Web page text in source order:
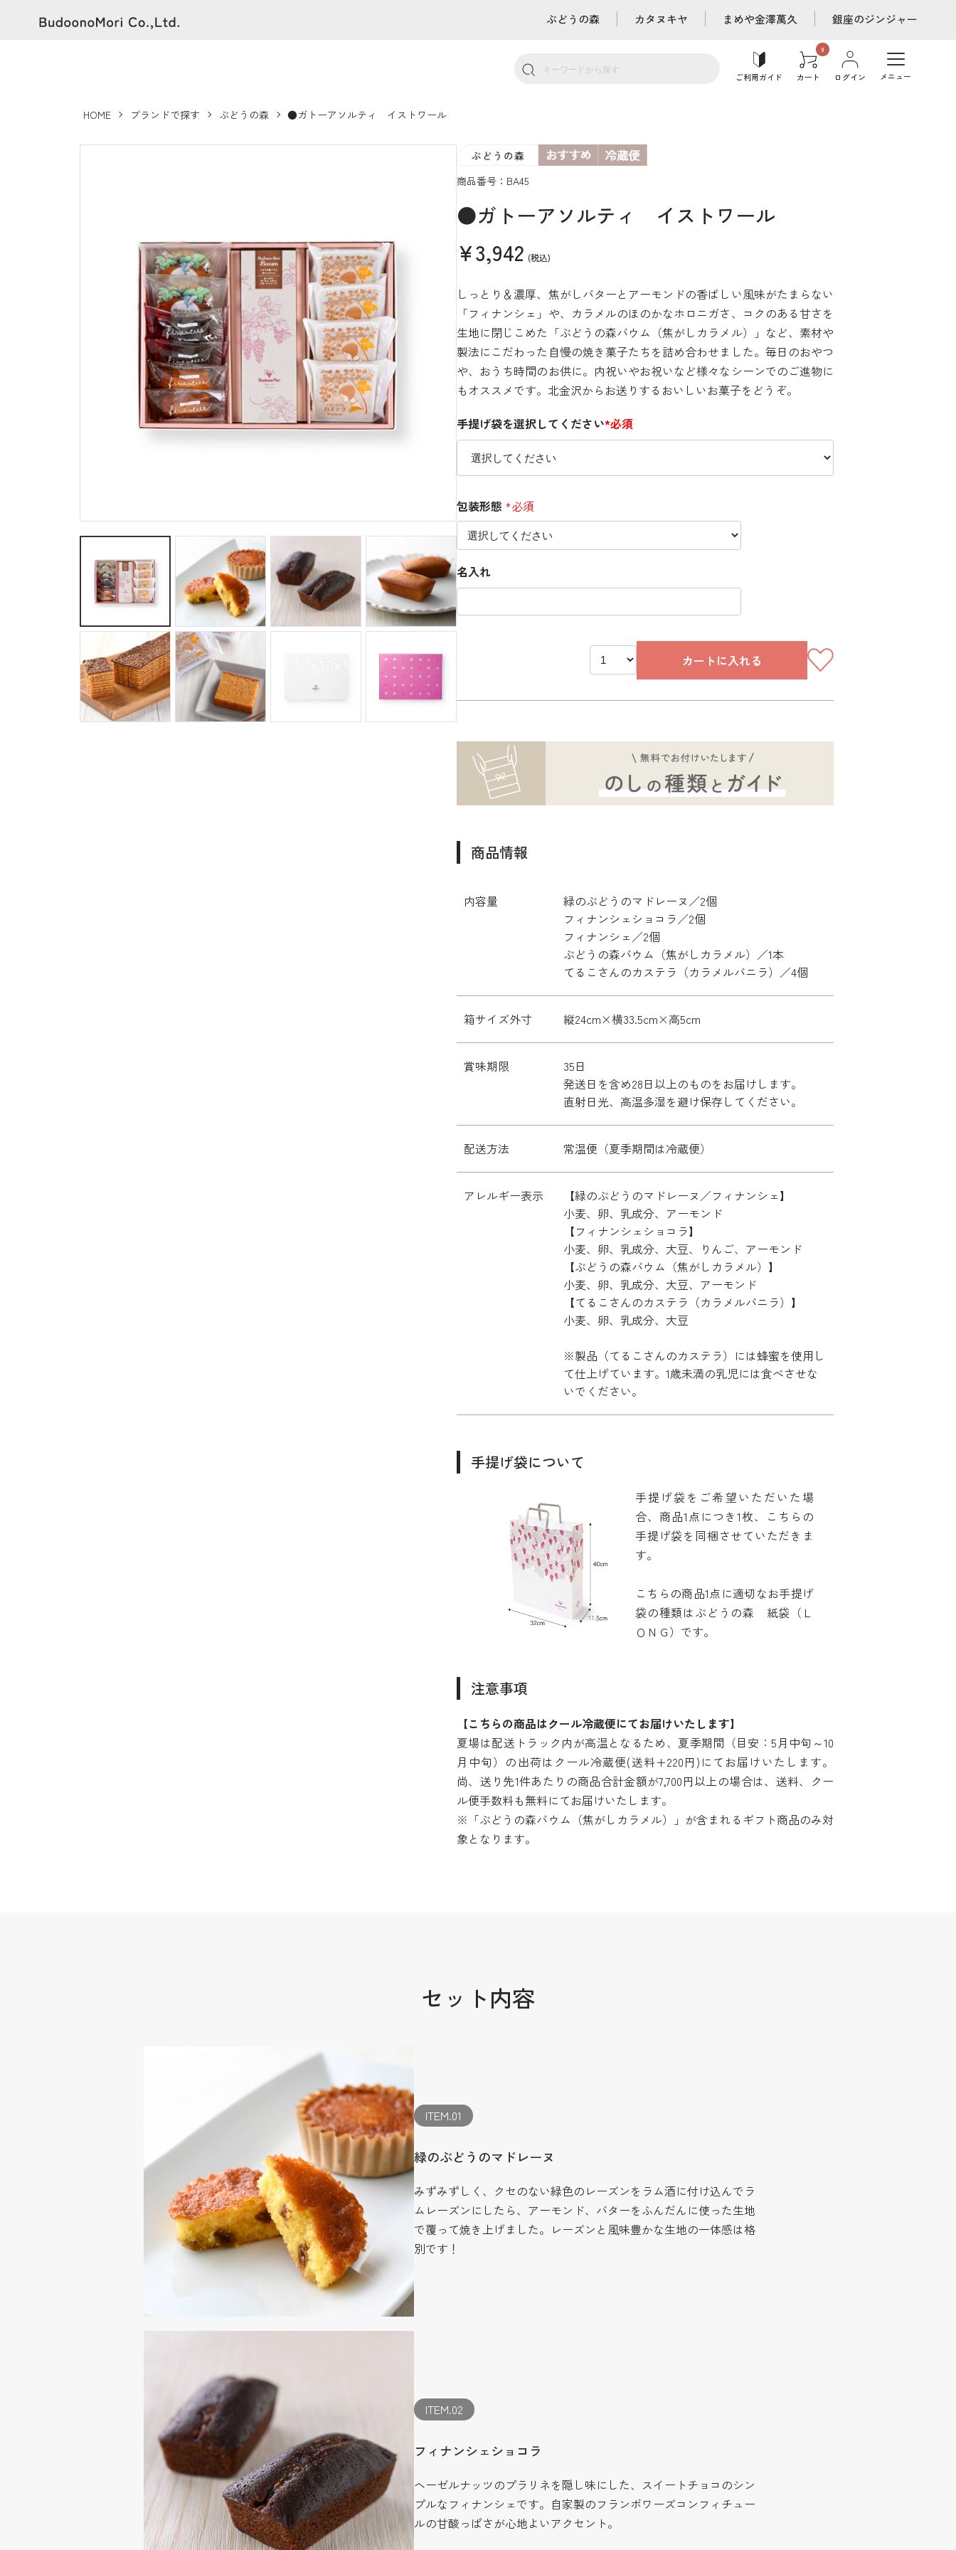
ぶどうの森 カタヌキヤ まめや金澤萬久 銀座のジンジャー
ご利用ガイド カート ログイン メニュー
HOME ブランドで探す ぶどうの森 ●ガトーアソルティ イストワール
商品番号：BA45
●ガトーアソルティ イストワール
¥3,942 (税込)
しっとり＆濃厚、焦がしバターとアーモンドの香ばしい風味がたまらない
「フィナンシェ」や、カラメルのほのかなホロニガさ、コクのある甘さを
生地に閉じこめた「ぶどうの森バウム（焦がしカラメル）」など、素材や
製法にこだわった自慢の焼き菓子たちを詰め合わせました。毎日のおやつ
や、おうち時間のお供に。内祝いやお祝いなど様々なシーンでのご進物に
もオススメです。北金沢からお送りするおいしいお菓子をどうぞ。
手提げ袋を選択してください*必須
包装形態 *必須
名入れ
カートに入れる
商品情報
内容量
緑のぶどうのマドレーヌ／2個
フィナンシェショコラ／2個
フィナンシェ／2個
ぶどうの森バウム（焦がしカラメル）／1本
てるこさんのカステラ（カラメルバニラ）／4個
箱サイズ外寸 縦24cm×横33.5cm×高5cm
賞味期限
35日
発送日を含め28日以上のものをお届けします。
直射日光、高温多湿を避け保存してください。
配送方法 常温便（夏季期間は冷蔵便）
アレルギー表示
【緑のぶどうのマドレーヌ／フィナンシェ】
小麦、卵、乳成分、アーモンド
【フィナンシェショコラ】
小麦、卵、乳成分、大豆、りんご、アーモンド
【ぶどうの森バウム（焦がしカラメル）】
小麦、卵、乳成分、大豆、アーモンド
【てるこさんのカステラ（カラメルバニラ）】
小麦、卵、乳成分、大豆
※製品（てるこさんのカステラ）には蜂蜜を使用し
て仕上げています。1歳未満の乳児には食べさせな
いでください。
手提げ袋について
手提げ袋をご希望いただいた場
合、商品1点につき1枚、こちらの
手提げ袋を同梱させていただきま
す。
こちらの商品1点に適切なお手提げ
袋の種類はぶどうの森 紙袋（Ｌ
ＯＮＧ）です。
注意事項
【こちらの商品はクール冷蔵便にてお届けいたします】
夏場は配送トラック内が高温となるため、夏季期間（目安：5月中旬～10
月中旬）の出荷はクール冷蔵便(送料+220円)にてお届けいたします。
尚、送り先1件あたりの商品合計金額が7,700円以上の場合は、送料、クー
ル便手数料も無料にてお届けいたします。
※「ぶどうの森バウム（焦がしカラメル）」が含まれるギフト商品のみ対
象となります。
セット内容
ITEM.01
緑のぶどうのマドレーヌ
みずみずしく、クセのない緑色のレーズンをラム酒に付け込んでラ
ムレーズンにしたら、アーモンド、バターをふんだんに使った生地
で覆って焼き上げました。レーズンと風味豊かな生地の一体感は格
別です！
ITEM.02
フィナンシェショコラ
ヘーゼルナッツのプラリネを隠し味にした、スイートチョコのシン
プルなフィナンシェです。自家製のフランボワーズコンフィチュー
ルの甘酸っぱさが心地よいアクセント。